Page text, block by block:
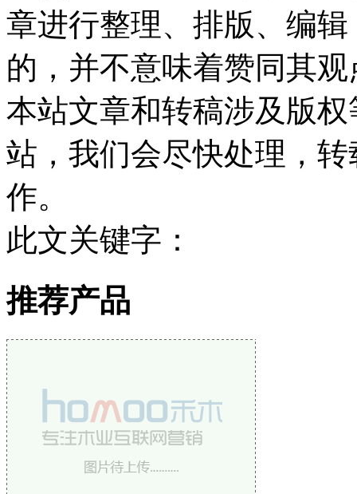
章进行整理、排版、编
的，并不意味着赞同其
本站文章和转稿涉及版
站，我们会尽快处理，
作。
此文关键字：
推荐产品